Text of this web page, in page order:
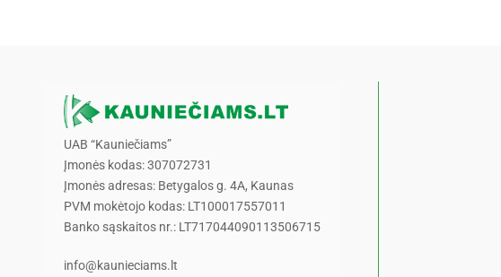
UAB “Kauniečiams”
Įmonės kodas: 307072731
Įmonės adresas: Betygalos g. 4A, Kaunas
PVM mokėtojo kodas: LT100017557011
Banko sąskaitos nr.: LT717044090113506715
info@kaunieciams.lt